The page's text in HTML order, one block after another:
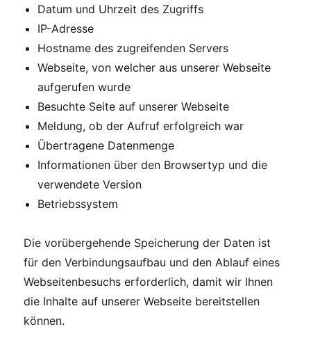
Datum und Uhrzeit des Zugriffs
IP-Adresse
Hostname des zugreifenden Servers
Webseite, von welcher aus unserer Webseite
aufgerufen wurde
Besuchte Seite auf unserer Webseite
Meldung, ob der Aufruf erfolgreich war
Übertragene Datenmenge
Informationen über den Browsertyp und die
verwendete Version
Betriebssystem
Die vorübergehende Speicherung der Daten ist
für den Verbindungsaufbau und den Ablauf eines
Webseitenbesuchs erforderlich, damit wir Ihnen
die Inhalte auf unserer Webseite bereitstellen
können.